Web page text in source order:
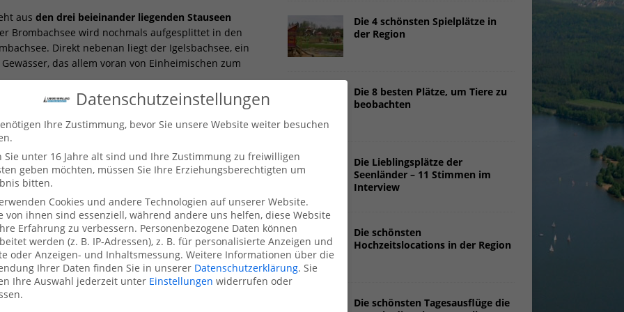
aus den drei beieinander liegenden Stauseen
Brombachsee wird nochmals aufgesplittet in den
Direkt nebenan liegt der Igelsbachsee, ein
das allem voran von Einheimischen zum
zwei kleineren und dafür umso schöneren Gewässer:
See.Diese beiden Seen liegen etwas abschüssiger im
einen ruhigen Spaziergang oder einen gemütlichen
werden als ihre großen Brüder.
oder Radeln heute kaum mehr vorzustellen vermag,
angelegt wurden. Nordbayern gilt als regenarmes
Südbayern – wesentlich mehr an Niederschlägen
Trinkwasserversorgungder Region zu sichern, wurden
Gegend dadurch zu einem ausgedehnten und
gemacht haben. DAs Beste: Das Fränkische
Wander- und Rundwanderwege kann man
Die 4 schönsten Spielplätze in
der Region
Die 8 besten Plätze, um Tiere zu
beobachten
Die Lieblingsplätze der
Seenländer – 11 Stimmen im
Interview
Die schönsten
Hochzeitslocations in der Region
Die schönsten Tagesausflüge die
Datenschutzeinstellungen
Ihre Zustimmung, bevor Sie unsere Website weiter besuchen
Sie unter 16 Jahre alt sind und Ihre Zustimmung zu freiwilligen
geben möchten, müssen Sie Ihre Erziehungsberechtigten um
bitten.
Cookies und andere Technologien auf unserer Website.
von ihnen sind essenziell, während andere uns helfen, diese Website
Erfahrung zu verbessern. Personenbezogene Daten können
werden (z. B. IP-Adressen), z. B. für personalisierte Anzeigen und
oder Anzeigen- und Inhaltsmessung. Weitere Informationen über die
Ihrer Daten finden Sie in unserer Datenschutzerklärung. Sie
Ihre Auswahl jederzeit unter Einstellungen widerrufen oder